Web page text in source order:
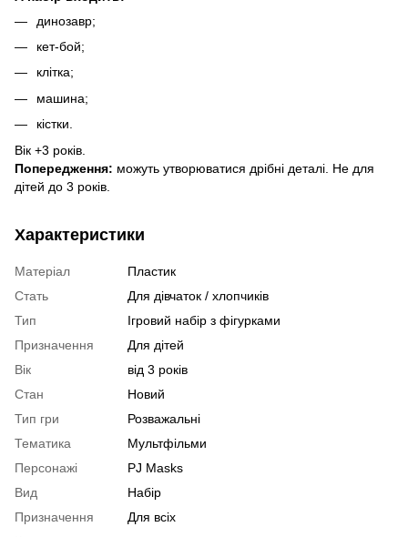
динозавр;
кет-бой;
клітка;
машина;
кістки.
Вік +3 років.
Попередження: можуть утворюватися дрібні деталі. Не для
дітей до 3 років.
Характеристики
Матеріал
Пластик
Стать
Для дівчаток / хлопчиків
Тип
Ігровий набір з фігурками
Призначення
Для дітей
Вік
від 3 років
Стан
Новий
Тип гри
Розважальні
Тематика
Мультфільми
Персонажі
PJ Masks
Вид
Набір
Призначення
Для всіх